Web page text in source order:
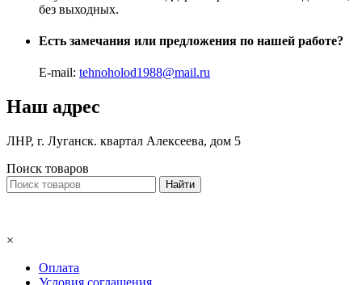
без выходных.
Есть замечания или предложения по нашей работе?
E-mail: tehnoholod1988@mail.ru
Наш адрес
ЛНР, г. Луганск. квартал Алексеева, дом 5
Поиск товаров
×
Оплата